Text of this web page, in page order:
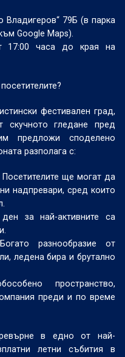
Владигеров“ 79Б (в парка
Google Maps).
17:00 часа до края на
фестивален град,
гледане пред
предложи споделено
разполага с:
Посетителите ще могат да
надпревари, сред които
за най-активните са
разнообразие от
ледена бира и брутално
пространство,
преди и по време
в едно от най-
летни събития в